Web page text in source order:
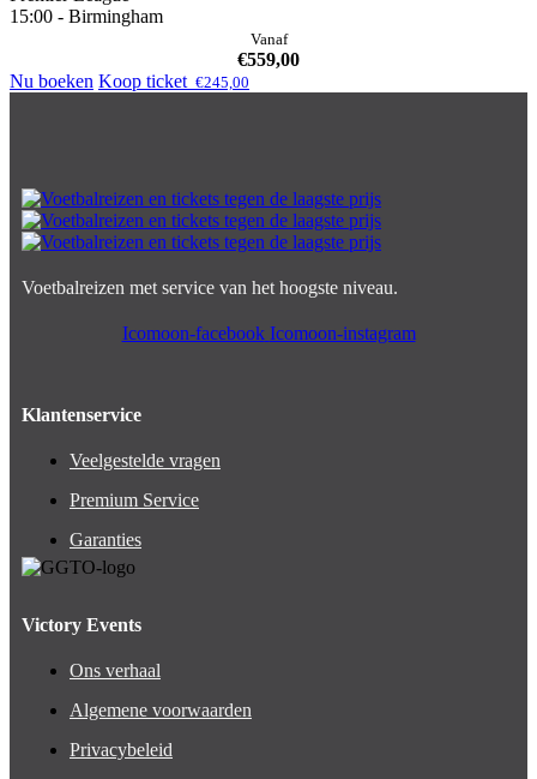
15:00 - Birmingham
Vanaf
€559,00
Nu boeken Koop ticket €245,00
Voetbalreizen met service van het hoogste niveau.
Icomoon-facebook Icomoon-instagram
Klantenservice
Veelgestelde vragen
Premium Service
Garanties
Victory Events
Ons verhaal
Algemene voorwaarden
Privacybeleid